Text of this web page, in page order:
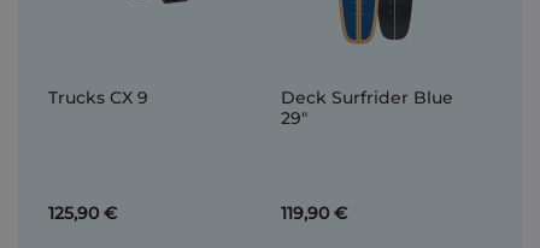
Trucks CX 9
125,90 €
Deck Surfrider Blue
29"
119,90 €